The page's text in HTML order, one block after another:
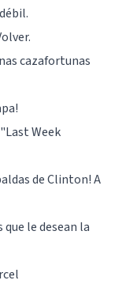
cazafortunas
Week
de Clinton! A
le desean la